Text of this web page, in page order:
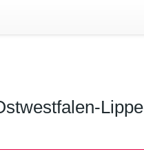
Lippe